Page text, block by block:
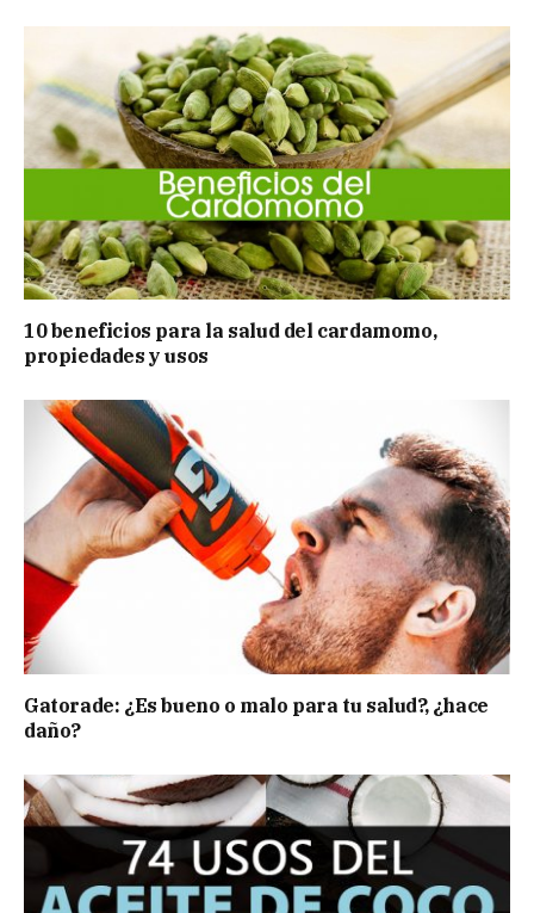
10 beneficios para la salud del cardamomo,
propiedades y usos
Gatorade: ¿Es bueno o malo para tu salud?, ¿hace
daño?